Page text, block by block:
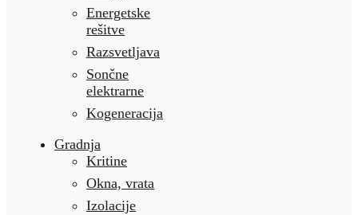
Energetske
rešitve
Razsvetljava
Sončne
elektrarne
Kogeneracija
Gradnja
Kritine
Okna, vrata
Izolacije